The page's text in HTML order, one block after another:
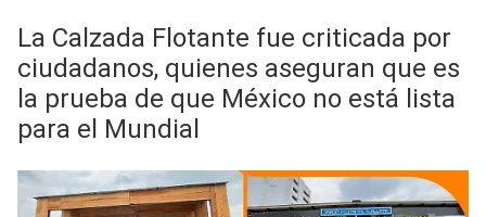
La Calzada Flotante fue criticada por
ciudadanos, quienes aseguran que es
la prueba de que México no está lista
para el Mundial